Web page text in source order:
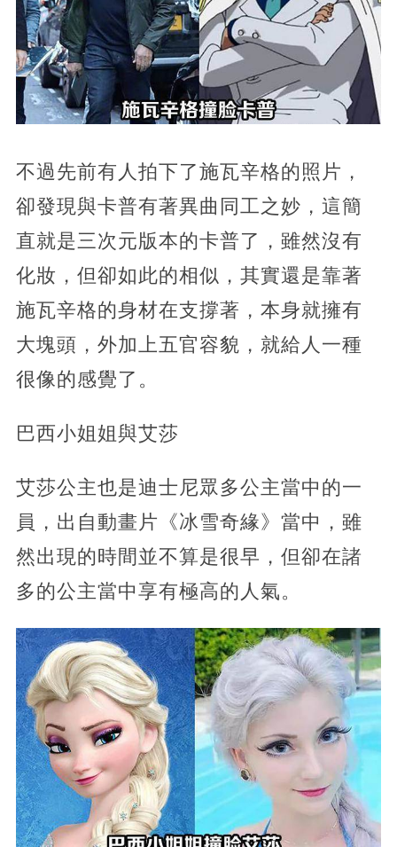
不過先前有人拍下了施瓦辛格的照片，
卻發現與卡普有著異曲同工之妙，這簡
直就是三次元版本的卡普了，雖然沒有
化妝，但卻如此的相似，其實還是靠著
施瓦辛格的身材在支撐著，本身就擁有
大塊頭，外加上五官容貌，就給人一種
很像的感覺了。
巴西小姐姐與艾莎
艾莎公主也是迪士尼眾多公主當中的一
員，出自動畫片《冰雪奇緣》當中，雖
然出現的時間並不算是很早，但卻在諸
多的公主當中享有極高的人氣。